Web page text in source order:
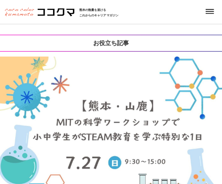
熊本の熱量を届ける
これからのキャリアマガジン
お役立ち記事